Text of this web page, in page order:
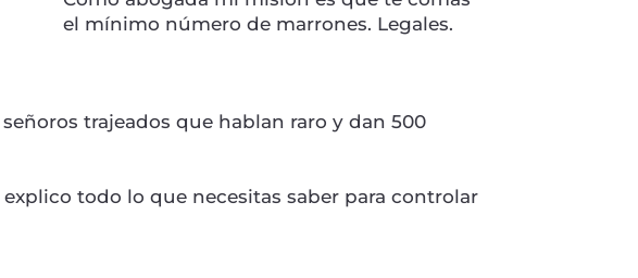
el mínimo número de marrones. Legales.
trajeados que hablan raro y dan 500
todo lo que necesitas saber para controlar